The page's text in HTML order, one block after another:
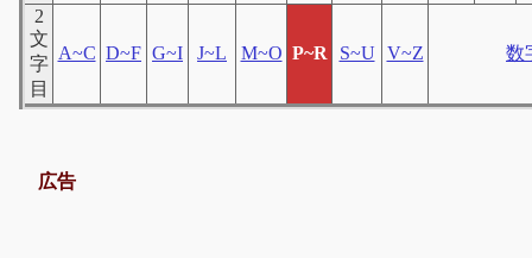
2
文
字
目
A~C D~F G~I J~L M~O P~R S~U V~Z 数
広告